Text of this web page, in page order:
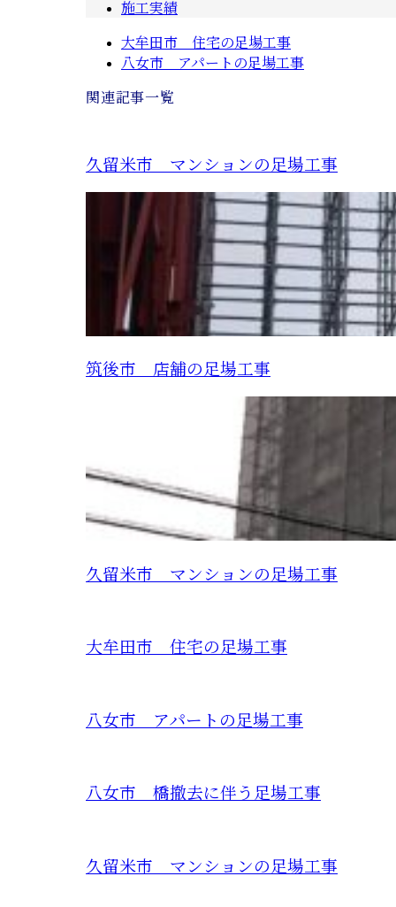
施工実績
大牟田市 住宅の足場工事
八女市 アパートの足場工事
関連記事一覧
久留米市 マンションの足場工事
筑後市 店舗の足場工事
久留米市 マンションの足場工事
大牟田市 住宅の足場工事
八女市 アパートの足場工事
八女市 橋撤去に伴う足場工事
久留米市 マンションの足場工事